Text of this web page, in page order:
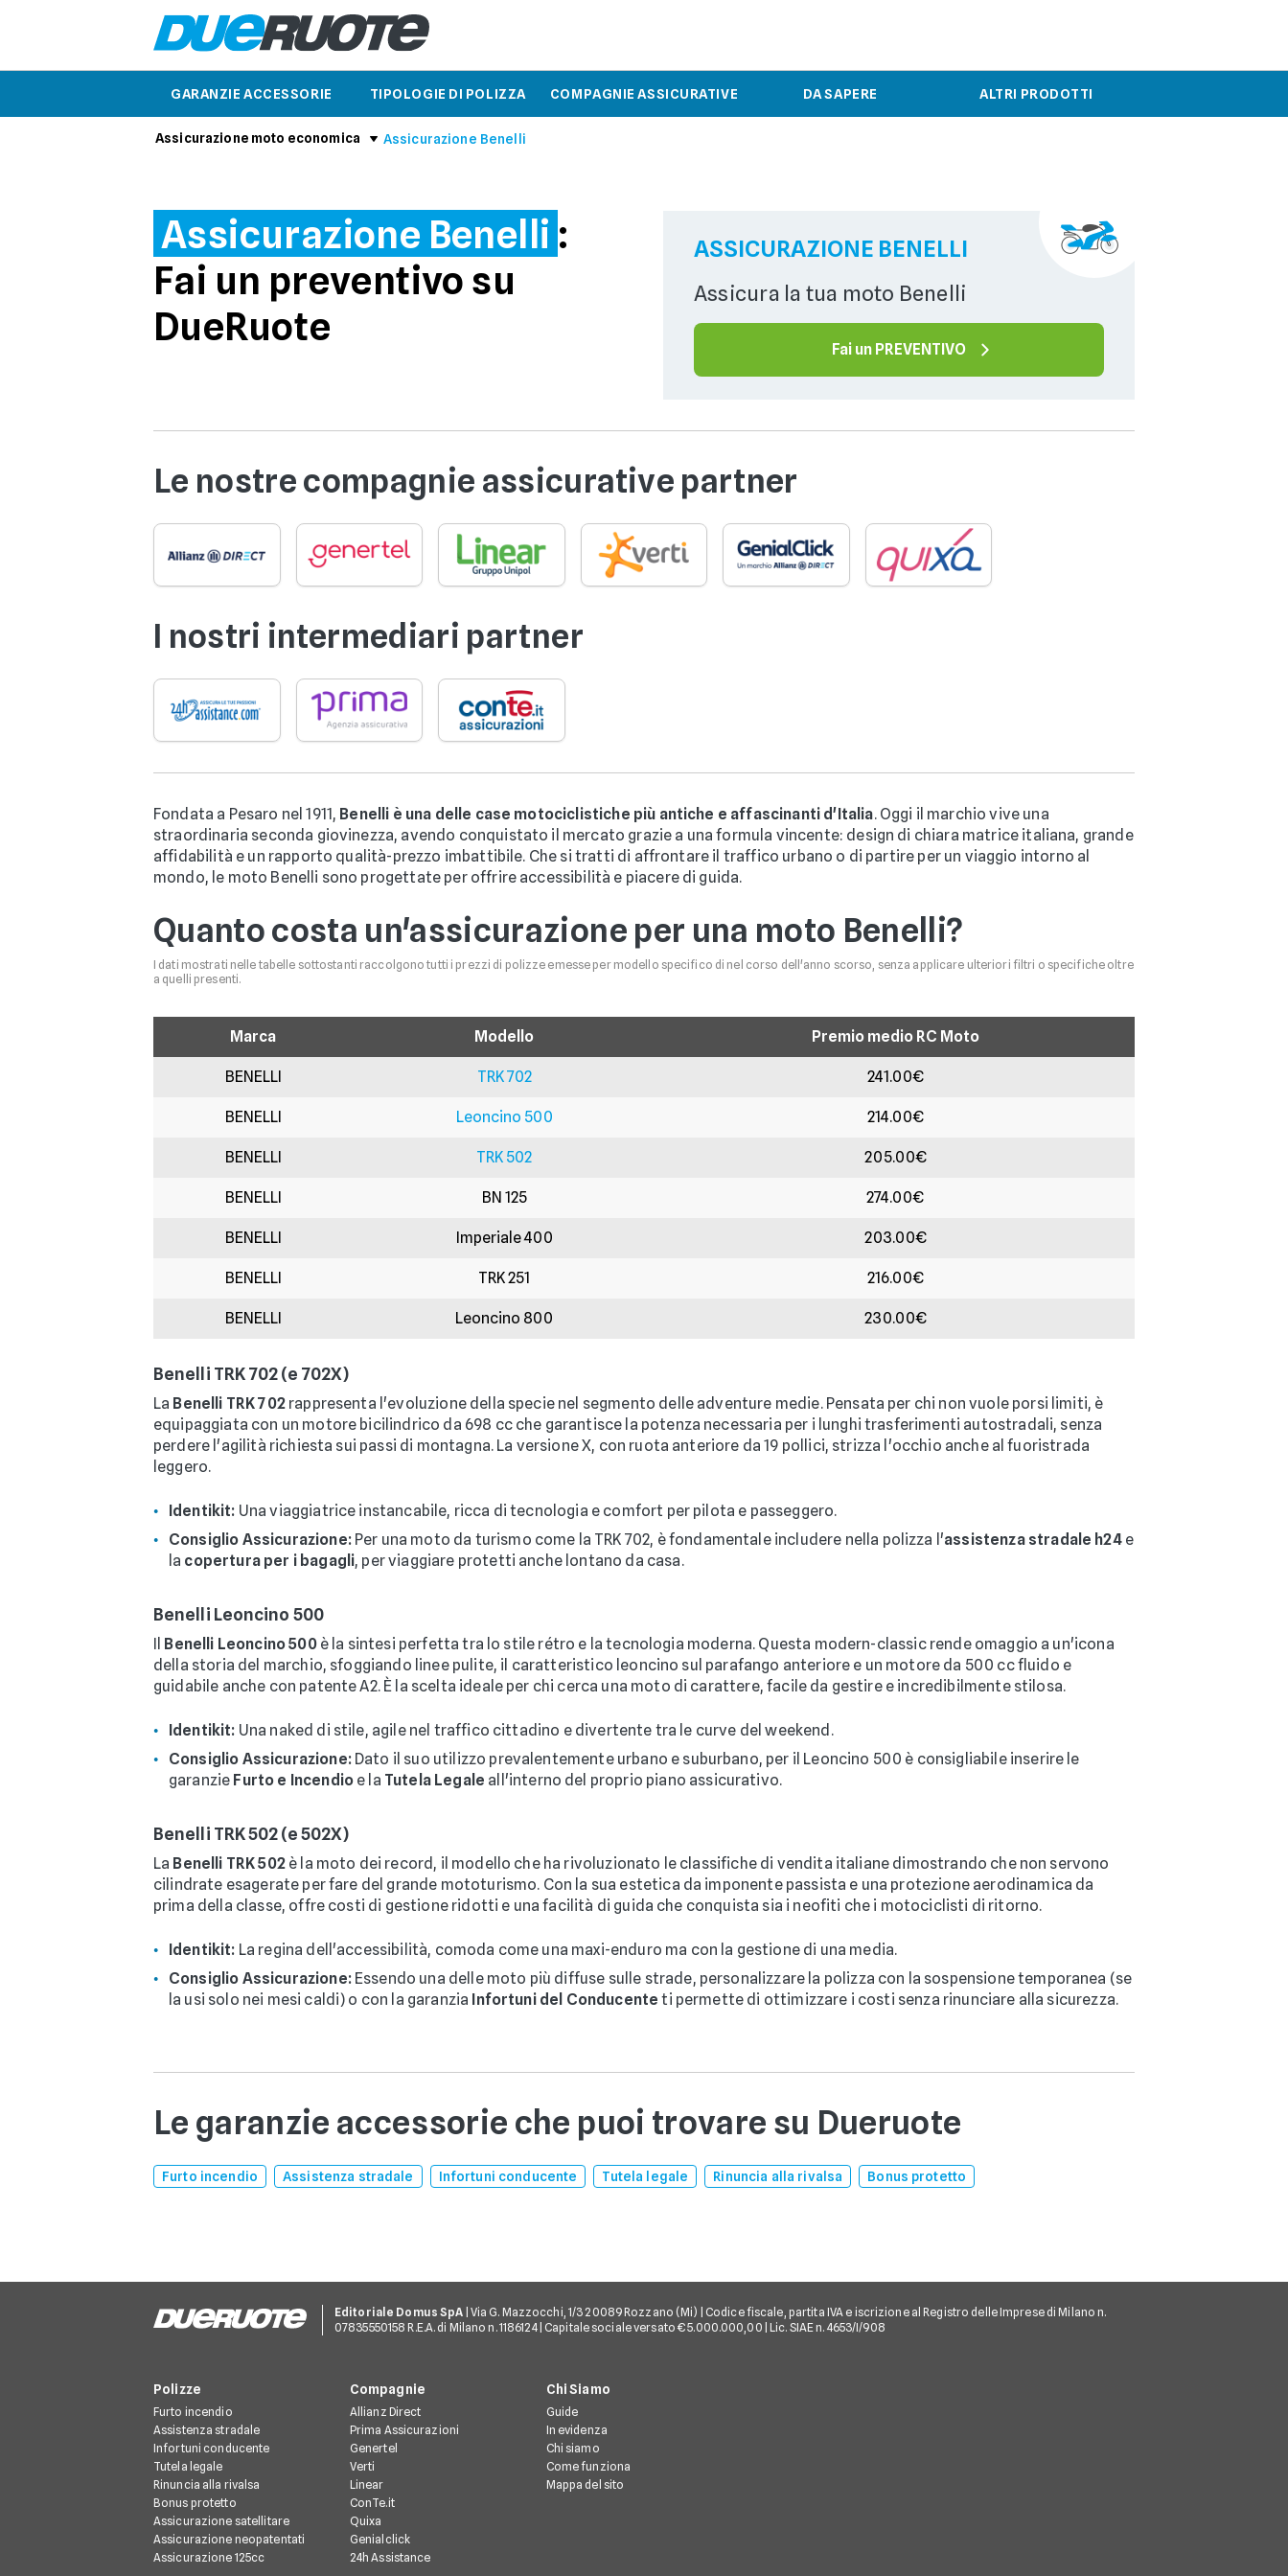
GARANZIE ACCESSORIE TIPOLOGIE DI POLIZZA COMPAGNIE ASSICURATIVE DA SAPERE ALTRI PRODOTTI
Assicurazione moto economica Assicurazione Benelli
Assicurazione Benelli :
Fai un preventivo su
DueRuote
ASSICURAZIONE BENELLI
Assicura la tua moto Benelli
Fai un PREVENTIVO
Le nostre compagnie assicurative partner
I nostri intermediari partner
Fondata a Pesaro nel 1911, Benelli è una delle case motociclistiche più antiche e affascinanti d'Italia. Oggi il marchio vive una
straordinaria seconda giovinezza, avendo conquistato il mercato grazie a una formula vincente: design di chiara matrice italiana, grande
affidabilità e un rapporto qualità-prezzo imbattibile. Che si tratti di affrontare il traffico urbano o di partire per un viaggio intorno al
mondo, le moto Benelli sono progettate per offrire accessibilità e piacere di guida.
Quanto costa un'assicurazione per una moto Benelli?
I dati mostrati nelle tabelle sottostanti raccolgono tutti i prezzi di polizze emesse per modello specifico di nel corso dell'anno scorso, senza applicare ulteriori filtri o specifiche oltre
a quelli presenti.
Marca Modello Premio medio RC Moto
BENELLI TRK 702 241.00€
BENELLI Leoncino 500 214.00€
BENELLI TRK 502 205.00€
BENELLI BN 125 274.00€
BENELLI Imperiale 400 203.00€
BENELLI TRK 251 216.00€
BENELLI Leoncino 800 230.00€
Benelli TRK 702 (e 702X)
La Benelli TRK 702rappresenta l'evoluzione della specie nel segmento delle adventure medie. Pensata per chi non vuole porsi limiti, è
equipaggiata con un motore bicilindrico da 698 cc che garantisce la potenza necessaria per i lunghi trasferimenti autostradali, senza
perdere l'agilità richiesta sui passi di montagna. La versione X, con ruota anteriore da 19 pollici, strizza l'occhio anche al fuoristrada
leggero.
Identikit: Una viaggiatrice instancabile, ricca di tecnologia e comfort per pilota e passeggero.
Consiglio Assicurazione:Per una moto da turismo come la TRK 702, è fondamentale includere nella polizza l'assistenza stradale h24e
la copertura per i bagagli, per viaggiare protetti anche lontano da casa.
Benelli Leoncino 500
Il Benelli Leoncino 500è la sintesi perfetta tra lo stile rétro e la tecnologia moderna. Questa modern-classic rende omaggio a un'icona
della storia del marchio, sfoggiando linee pulite, il caratteristico leoncino sul parafango anteriore e un motore da 500 cc fluido e
guidabile anche con patente A2. È la scelta ideale per chi cerca una moto di carattere, facile da gestire e incredibilmente stilosa.
Identikit: Una naked di stile, agile nel traffico cittadino e divertente tra le curve del weekend.
Consiglio Assicurazione:Dato il suo utilizzo prevalentemente urbano e suburbano, per il Leoncino 500 è consigliabile inserire le
garanzie Furto e Incendio e la Tutela Legale all'interno del proprio piano assicurativo.
Benelli TRK 502 (e 502X)
La Benelli TRK 502è la moto dei record, il modello che ha rivoluzionato le classifiche di vendita italiane dimostrando che non servono
cilindrate esagerate per fare del grande mototurismo. Con la sua estetica da imponente passista e una protezione aerodinamica da
prima della classe, offre costi di gestione ridotti e una facilità di guida che conquista sia i neofiti che i motociclisti di ritorno.
Identikit: La regina dell'accessibilità, comoda come una maxi-enduro ma con la gestione di una media.
Consiglio Assicurazione:Essendo una delle moto più diffuse sulle strade, personalizzare la polizza con la sospensione temporanea (se
la usi solo nei mesi caldi) o con la garanzia Infortuni del Conducente ti permette di ottimizzare i costi senza rinunciare alla sicurezza.
Le garanzie accessorie che puoi trovare su Dueruote
Furto incendio Assistenza stradale Infortuni conducente Tutela legale Rinuncia alla rivalsa Bonus protetto
Editoriale Domus SpA | Via G. Mazzocchi, 1/3 20089 Rozzano (Mi) | Codice fiscale, partita IVA e iscrizione al Registro delle Imprese di Milano n.
07835550158 R.E.A. di Milano n. 1186124 | Capitale sociale versato € 5.000.000,00 | Lic. SIAE n. 4653/I/908
Polizze
Furto incendio
Assistenza stradale
Infortuni conducente
Tutela legale
Rinuncia alla rivalsa
Bonus protetto
Assicurazione satellitare
Assicurazione neopatentati
Assicurazione 125cc
Compagnie
Allianz Direct
Prima Assicurazioni
Genertel
Verti
Linear
ConTe.it
Quixa
Genialclick
24h Assistance
Chi Siamo
Guide
In evidenza
Chi siamo
Come funziona
Mappa del sito